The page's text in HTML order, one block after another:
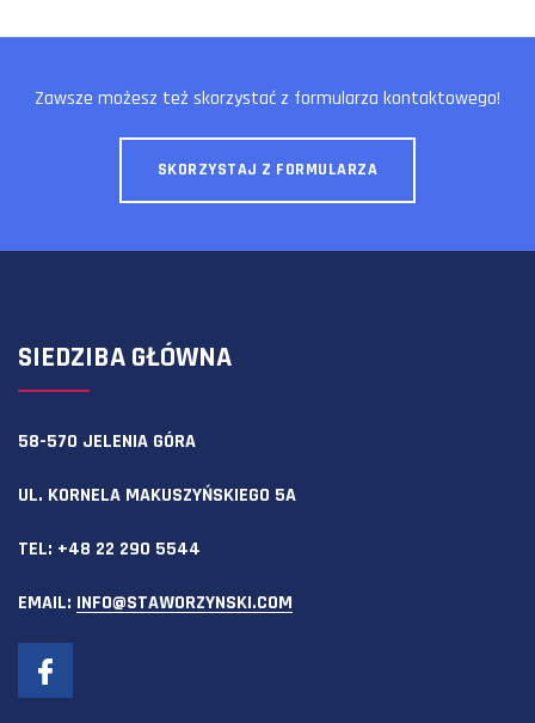
Zawsze możesz też skorzystać z formularza kontaktowego!
SKORZYSTAJ Z FORMULARZA
SIEDZIBA GŁÓWNA
58-570 JELENIA GÓRA
UL. KORNELA MAKUSZYŃSKIEGO 5A
TEL: +48 22 290 5544
EMAIL: INFO@STAWORZYNSKI.COM